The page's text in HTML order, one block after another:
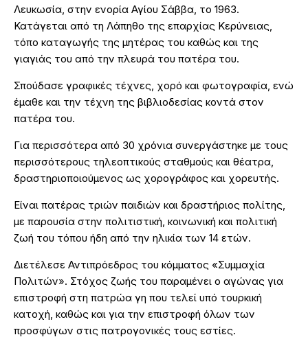
Λευκωσία, στην ενορία Αγίου Σάββα, το 1963.
Κατάγεται από τη Λάπηθο της επαρχίας Κερύνειας,
τόπο καταγωγής της μητέρας του καθώς και της
γιαγιάς του από την πλευρά του πατέρα του.
Σπούδασε γραφικές τέχνες, χορό και φωτογραφία, ενώ
έμαθε και την τέχνη της βιβλιοδεσίας κοντά στον
πατέρα του.
Για περισσότερα από 30 χρόνια συνεργάστηκε με τους
περισσότερους τηλεοπτικούς σταθμούς και θέατρα,
δραστηριοποιούμενος ως χορογράφος και χορευτής.
Είναι πατέρας τριών παιδιών και δραστήριος πολίτης,
με παρουσία στην πολιτιστική, κοινωνική και πολιτική
ζωή του τόπου ήδη από την ηλικία των 14 ετών.
Διετέλεσε Αντιπρόεδρος του κόμματος «Συμμαχία
Πολιτών». Στόχος ζωής του παραμένει ο αγώνας για
επιστροφή στη πατρώα γη που τελεί υπό τουρκική
κατοχή, καθώς και για την επιστροφή όλων των
προσφύγων στις πατρογονικές τους εστίες.